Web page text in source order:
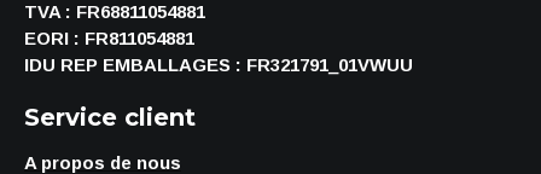
TVA : FR68811054881
EORI : FR811054881
IDU REP EMBALLAGES : FR321791_01VWUU
Service client
A propos de nous